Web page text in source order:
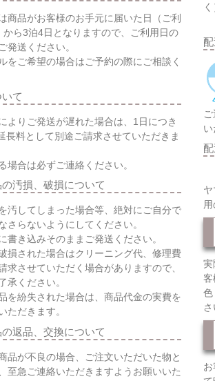
商品がお客様のお手元に届いた日（ご利
から3泊4日となりますので、ご利用日の
発送ください。
をご希望の場合はご予約の際にご相談く
て
よりご発送が遅れた場合は、1日につき
長料として別途ご請求させていただきま
場合は必ずご連絡ください。
汚損、破損について
汚してしまった場合等、絶対にご自分で
さらないようにしてください。
書き込みそのままご発送ください。
損された場合はクリーニング代、修理費
求させていただく場合がありますので、
承ください。
を紛失された場合は、商品代金の実費を
ただきます。
返品、交換について
品が不良の場合、ご注文いただいた物と
至急ご連絡いただきますようお願いいた
実
客
色